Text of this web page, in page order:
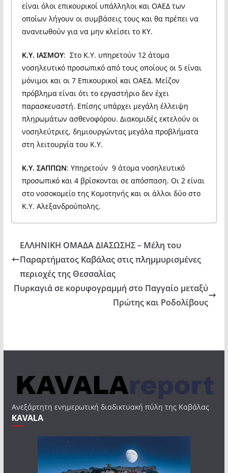
είναι όλοι επικουρικοί υπάλληλοι και ΟΑΕΔ των
οποίων λήγουν οι συμβάσεις τους και θα πρέπει να
ανανεωθούν για να μην κλείσει το ΚΥ.
Κ.Υ. ΙΑΣΜΟΥ: Στο Κ.Υ. υπηρετούν 12 άτομα
νοσηλευτικό προσωπικό από τους οποίους οι 5 είναι
μόνιμοι και οι 7 Επικουρικοί και ΟΑΕΔ. Μείζον
πρόβλημα είναι ότι το εργαστήριο δεν έχει
παρασκευαστή. Επίσης υπάρχει μεγάλη έλλειψη
πληρωμάτων ασθενοφόρου. Διακομιδές εκτελούν οι
νοσηλεύτριες, δημιουργώντας μεγάλα προβλήματα
στη λειτουργία του Κ.Υ.
Κ.Υ. ΣΑΠΠΩΝ: Υπηρετούν 9 άτομα νοσηλευτικό
προσωπικό και 4 βρίσκονται σε απόσπαση. Οι 2 είναι
στο νοσοκομείο της Κομοτηνής και οι άλλοι δύο στο
Κ.Υ. Αλεξανδρούπολης.
ΕΛΛΗΝΙΚΗ ΟΜΑΔΑ ΔΙΑΣΩΣΗΣ – Μέλη του
Παραρτήματος Καβάλας στις πλημμυρισμένες
περιοχές της Θεσσαλίας
Πυρκαγιά σε κορυφογραμμή στο Παγγαίο μεταξύ
Πρώτης και Ροδολίβους
Ανεξάρτητη ενημερωτική διαδικτυακή πύλη της Καβάλας
KAVALA